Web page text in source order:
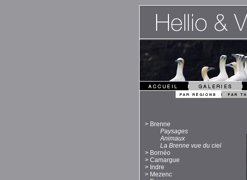
> Brenne
Paysages
Animaux
La Brenne vue du ciel
> Bornéo
> Camargue
> Indre
> Mezenc